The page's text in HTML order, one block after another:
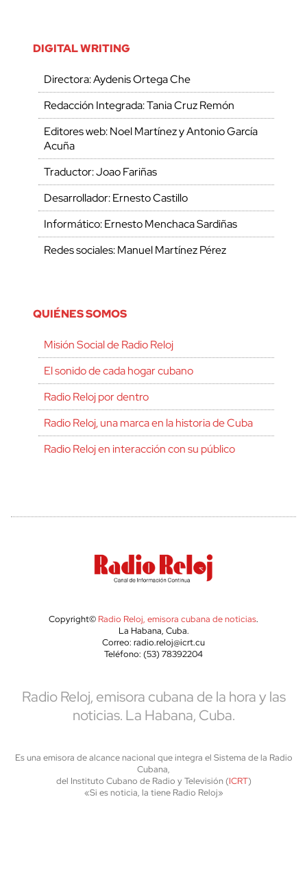
DIGITAL WRITING
Directora: Aydenis Ortega Che
Redacción Integrada: Tania Cruz Remón
Editores web: Noel Martínez y Antonio García
Acuña
Traductor: Joao Fariñas
Desarrollador: Ernesto Castillo
Informático: Ernesto Menchaca Sardiñas
Redes sociales: Manuel Martínez Pérez
QUIÉNES SOMOS
Misión Social de Radio Reloj
El sonido de cada hogar cubano
Radio Reloj por dentro
Radio Reloj, una marca en la historia de Cuba
Radio Reloj en interacción con su público
Copyright© Radio Reloj, emisora cubana de noticias.
La Habana, Cuba.
Correo: radio.reloj@icrt.cu
Teléfono: (53) 78392204
Radio Reloj, emisora cubana de la hora y las
noticias. La Habana, Cuba.
Es una emisora de alcance nacional que integra el Sistema de la Radio
Cubana,
del Instituto Cubano de Radio y Televisión (ICRT)
«Si es noticia, la tiene Radio Reloj»